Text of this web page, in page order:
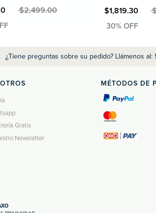
MXN $2,499.00
MXN $1,819.30MXN
¿Tiene preguntas sobre su pedido? Llámenos al:
Gratis
Newsletter
MÉTODOS DE